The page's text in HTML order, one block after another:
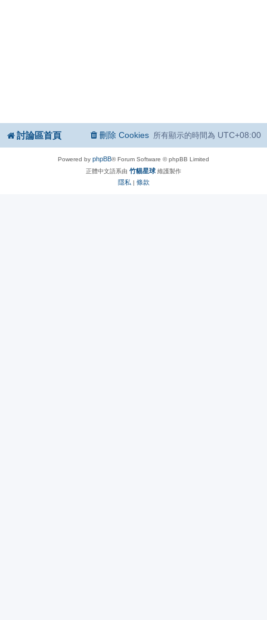
討論區首頁 所有顯示的時間為 UTC+08:00
刪除 Cookies
Powered by phpBB® Forum Software © phpBB Limited
正體中文語系由 竹貓星球 維護製作
隱私 | 條款